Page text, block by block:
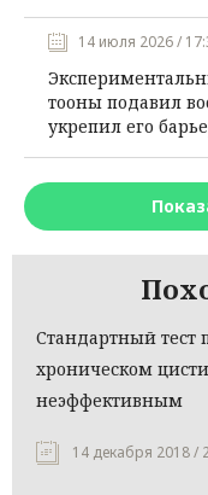
14 июля 2026 /
тооны подавил
укрепил его
Стандартный тест
хроническом
неэффективным
14 декабря 2018 /